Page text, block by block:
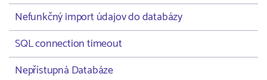
Nefunkčný import údajov do databázy
SQL connection timeout
Nepřístupná Databáze